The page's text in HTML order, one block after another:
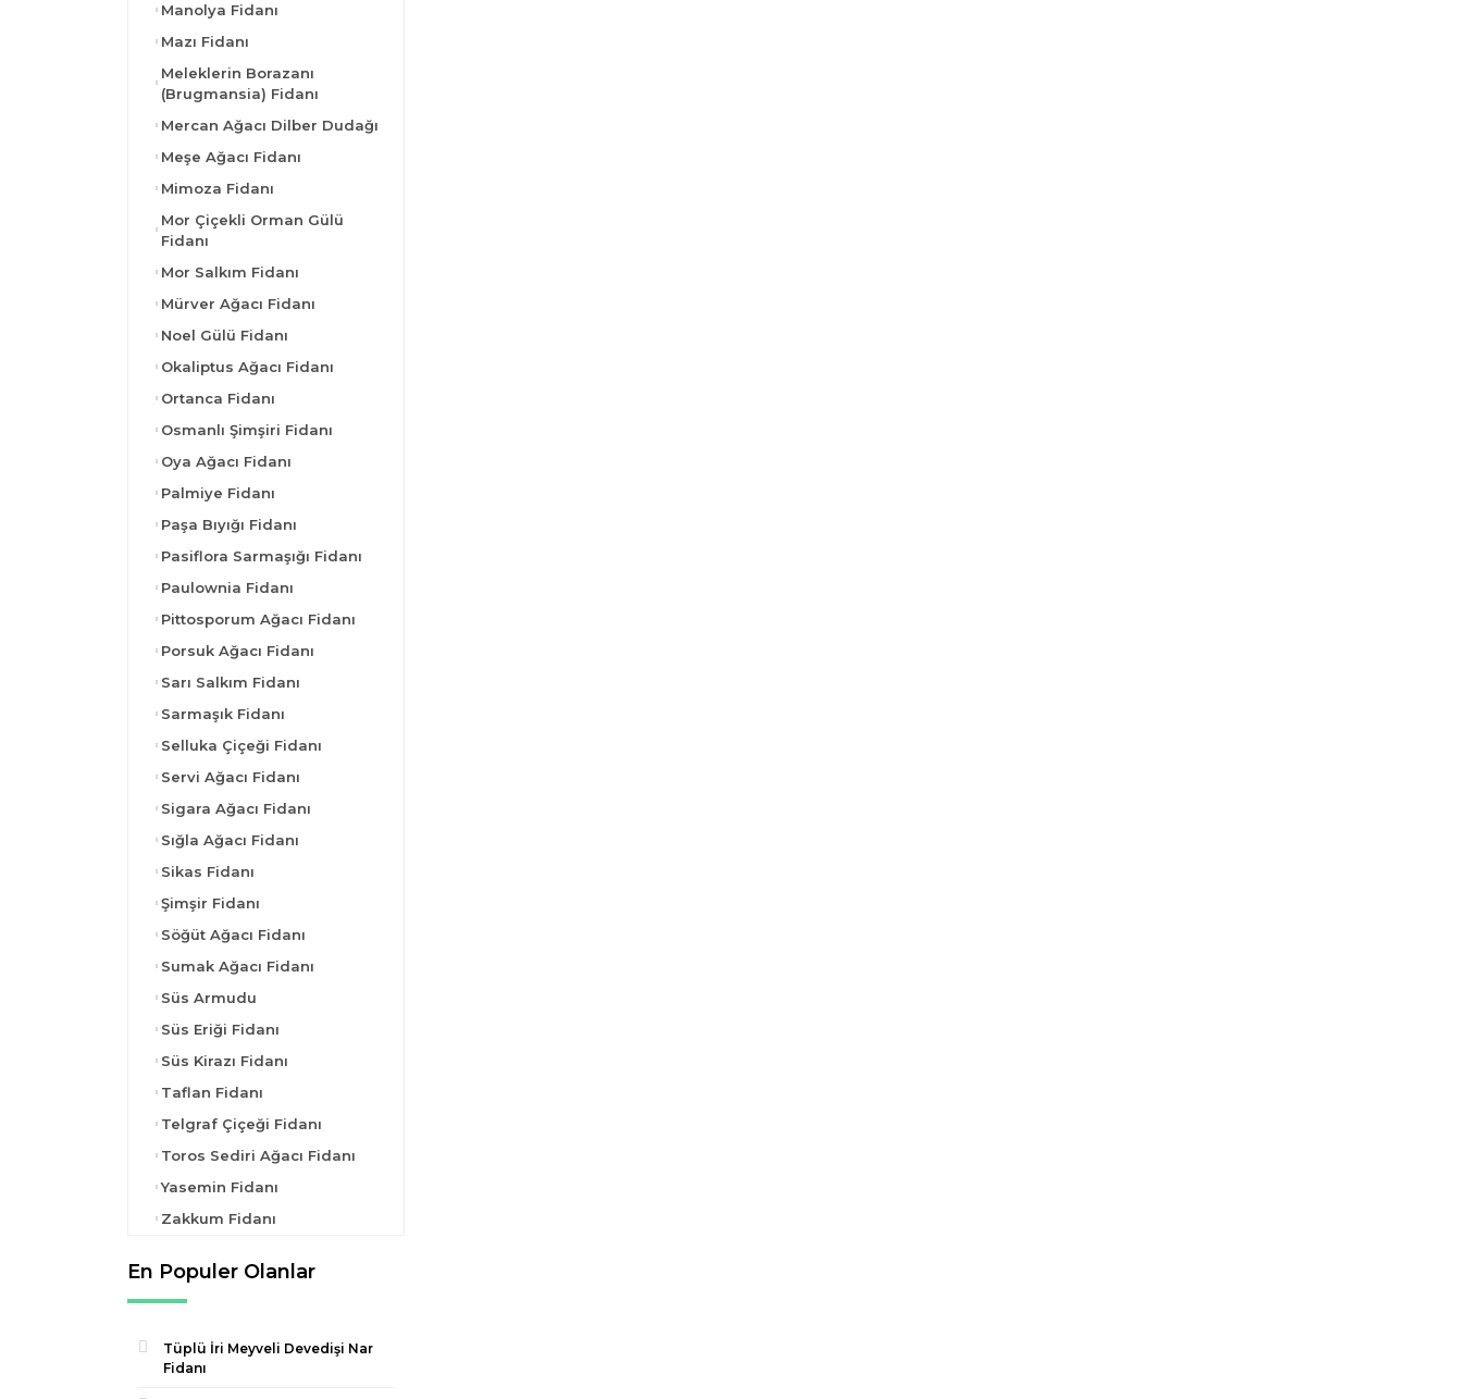
Manolya Fidanı
Mazı Fidanı
Meleklerin Borazanı
(Brugmansia) Fidanı
Mercan Ağacı Dilber Dudağı
Meşe Ağacı Fidanı
Mimoza Fidanı
Mor Çiçekli Orman Gülü
Fidanı
Mor Salkım Fidanı
Mürver Ağacı Fidanı
Noel Gülü Fidanı
Okaliptus Ağacı Fidanı
Ortanca Fidanı
Osmanlı Şimşiri Fidanı
Oya Ağacı Fidanı
Palmiye Fidanı
Paşa Bıyığı Fidanı
Pasiflora Sarmaşığı Fidanı
Paulownia Fidanı
Pittosporum Ağacı Fidanı
Porsuk Ağacı Fidanı
Sarı Salkım Fidanı
Sarmaşık Fidanı
Selluka Çiçeği Fidanı
Servi Ağacı Fidanı
Sigara Ağacı Fidanı
Sığla Ağacı Fidanı
Sikas Fidanı
Şimşir Fidanı
Söğüt Ağacı Fidanı
Sumak Ağacı Fidanı
Süs Armudu
Süs Eriği Fidanı
Süs Kirazı Fidanı
Taflan Fidanı
Telgraf Çiçeği Fidanı
Toros Sediri Ağacı Fidanı
Yasemin Fidanı
Zakkum Fidanı
En Populer Olanlar
Tüplü İri Meyveli Devedişi Nar
Fidanı